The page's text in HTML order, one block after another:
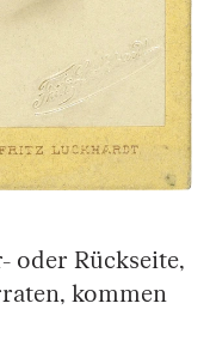
oder Rückseite,
kommen